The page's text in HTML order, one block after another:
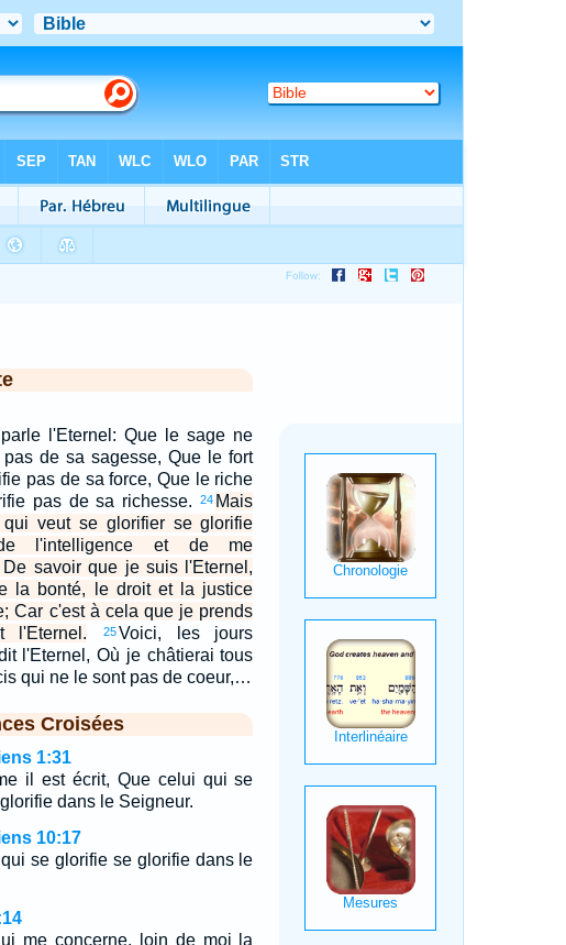
l'Eternel: Que le sage ne
de sa sagesse, Que le fort
pas de sa force, Que le riche
pas de sa richesse.
24 Mais
veut se glorifier se glorifie
l'intelligence et de me
De savoir que je suis l'Eternel,
la bonté, le droit et la justice
Car c'est à cela que je prends
l'Eternel.
25Voici, les jours
l'Eternel, Où je châtierai tous
qui ne le sont pas de coeur,…
Croisées
1:31
il est écrit, Que celui qui se
dans le Seigneur.
10:17
se glorifie se glorifie dans le
me concerne, loin de moi la